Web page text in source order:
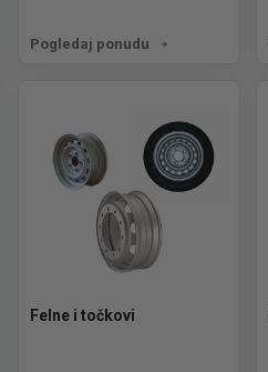
Pogledaj ponudu
Felne i točkovi